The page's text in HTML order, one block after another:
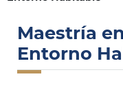
Maestría
Entorno